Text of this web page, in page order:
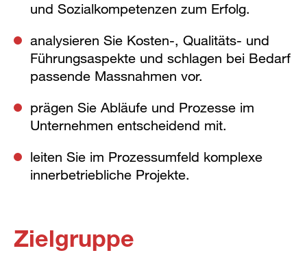
und Sozialkompetenzen zum Erfolg.
analysieren Sie Kosten-, Qualitäts- und
Führungsaspekte und schlagen bei Bedarf
passende Massnahmen vor.
prägen Sie Abläufe und Prozesse im
Unternehmen entscheidend mit.
leiten Sie im Prozessumfeld komplexe
innerbetriebliche Projekte.
Zielgruppe